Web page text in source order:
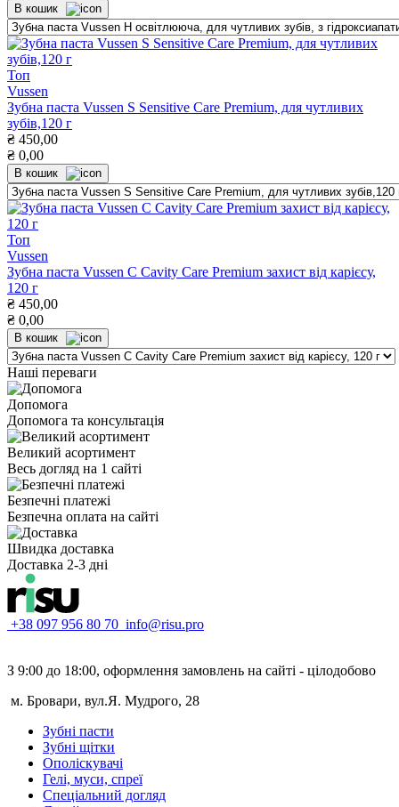
В кошик
Топ
Vussen
Зубна паста Vussen S Sensitive Care Premium, для чутливих
зубів,120 г
₴ 450,00
₴ 0,00
В кошик
Топ
Vussen
Зубна паста Vussen С Cavity Care Premium захист від карієсу,
120 г
₴ 450,00
₴ 0,00
В кошик
Наші переваги
Допомога
Допомога та консультація
Великий асортимент
Весь догляд на 1 сайті
Безпечні платежі
Безпечна оплата на сайті
Швидка доставка
Доставка 2-3 дні
+38 097 956 80 70 info@risu.pro
З 9:00 до 18:00, оформлення замовлень на сайті - цілодобово
м. Бровари, вул.Я. Мудрого, 28
Зубні пасти
Зубні щітки
Ополіскувачі
Гелі, муси, спреї
Спеціальний догляд